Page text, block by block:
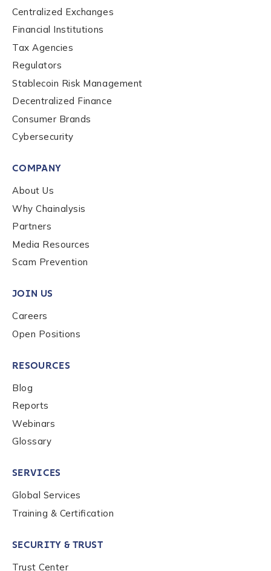
By checking this box, you indicate that you'd like us
to send you information on Chainalysis products,
services, events, and news. Your personal data will
be handled in accordance with the
Centralized Exchanges
Financial Institutions
Tax Agencies
Regulators
Stablecoin Risk Management
Decentralized Finance
Consumer Brands
Cybersecurity
COMPANY
About Us
Why Chainalysis
Partners
Media Resources
Scam Prevention
JOIN US
Careers
Open Positions
RESOURCES
Blog
Reports
Webinars
Glossary
SERVICES
Global Services
Training & Certification
SECURITY & TRUST
Trust Center